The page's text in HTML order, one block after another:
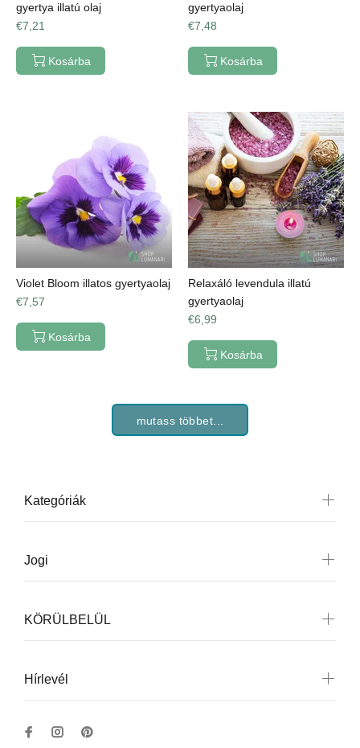
gyertya illatú olaj
€7,21
Kosárba
gyertyaolaj
€7,48
Kosárba
Violet Bloom illatos gyertyaolaj
€7,57
Kosárba
Relaxáló levendula illatú
gyertyaolaj
€6,99
Kosárba
mutass többet...
Kategóriák
Jogi
KÖRÜLBELÜL
Hírlevél